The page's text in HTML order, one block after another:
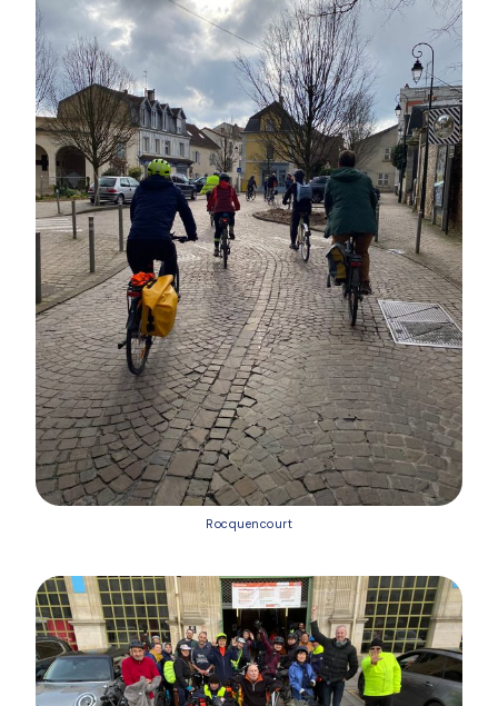
Rocquencourt